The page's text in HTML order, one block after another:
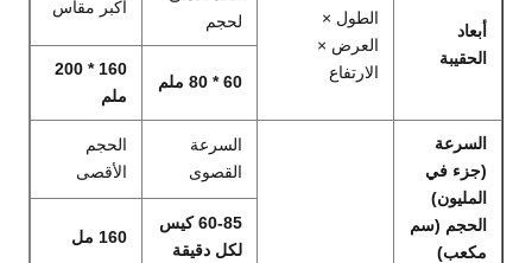
أبعاد
الحقيبة
الطول ×
العرض ×
الارتفاع
لحجم
أكبر مقاس
60 * 80 ملم
160 * 200
ملم
السرعة
(جزء في
المليون)
الحجم (سم
مكعب)
السرعة
القصوى
الحجم
الأقصى
60-85 كيس
لكل دقيقة
160 مل